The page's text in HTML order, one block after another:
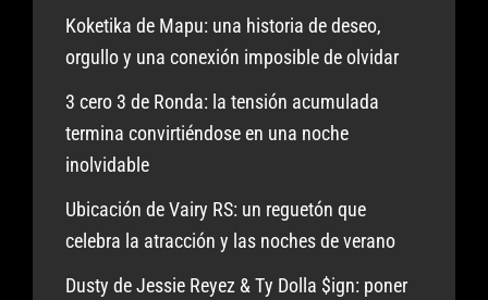
Koketika de Mapu: una historia de deseo,
orgullo y una conexión imposible de olvidar
3 cero 3 de Ronda: la tensión acumulada
termina convirtiéndose en una noche
inolvidable
Ubicación de Vairy RS: un reguetón que
celebra la atracción y las noches de verano
Dusty de Jessie Reyez & Ty Dolla $ign: poner